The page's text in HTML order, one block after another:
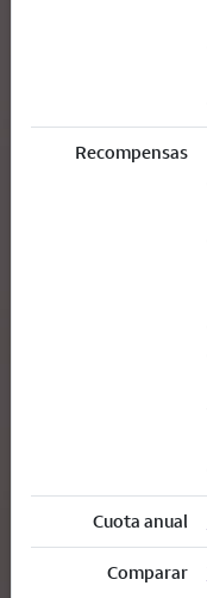
Recompensas
Cuota anual
Comparar